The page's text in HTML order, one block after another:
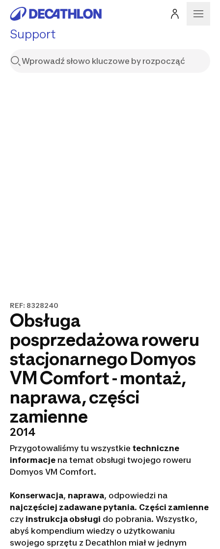
Support
REF: 8328240
Obsługa
posprzedażowa roweru
stacjonarnego Domyos
VM Comfort - montaż,
naprawa, części
zamienne
2014
Przygotowaliśmy tu wszystkie techniczne
informacje na temat obsługi twojego roweru
Domyos VM Comfort.
Konserwacja, naprawa, odpowiedzi na
najczęściej zadawane pytania. Części zamienne
czy instrukcja obsługi do pobrania. Wszystko,
abyś kompendium wiedzy o użytkowaniu
swojego sprzętu z Decathlon miał w jednym